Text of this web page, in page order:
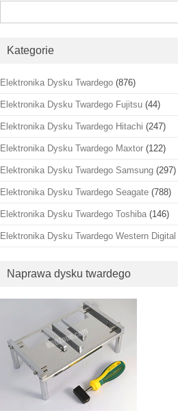
Kategorie
Elektronika Dysku Twardego (876)
Elektronika Dysku Twardego Fujitsu (44)
Elektronika Dysku Twardego Hitachi (247)
Elektronika Dysku Twardego Maxtor (122)
Elektronika Dysku Twardego Samsung (297)
Elektronika Dysku Twardego Seagate (788)
Elektronika Dysku Twardego Toshiba (146)
Elektronika Dysku Twardego Western Digital
Naprawa dysku twardego